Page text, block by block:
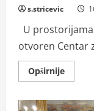
s.stricevic
U
otvoren Centar
OpširnijeRead
more